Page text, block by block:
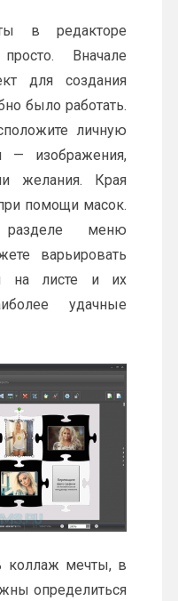
в редакторе
Вначале
для создания
было работать.
личную
— изображения,
желания. Края
помощи масок.
меню
варьировать
на листе и их
удачные
коллаж мечты, в
определиться